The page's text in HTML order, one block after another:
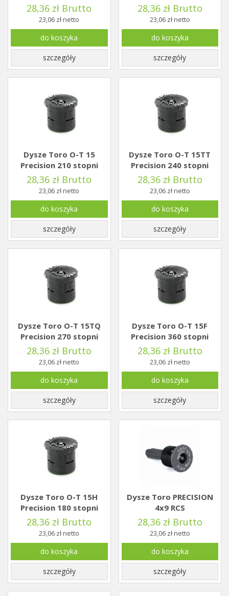
28,36 zł Brutto
23,06 zł netto
do koszyka
szczegóły
28,36 zł Brutto
23,06 zł netto
do koszyka
szczegóły
Dysze Toro O-T 15
Precision 210 stopni
28,36 zł Brutto
23,06 zł netto
do koszyka
szczegóły
Dysze Toro O-T 15TT
Precision 240 stopni
28,36 zł Brutto
23,06 zł netto
do koszyka
szczegóły
Dysze Toro O-T 15TQ
Precision 270 stopni
28,36 zł Brutto
23,06 zł netto
do koszyka
szczegóły
Dysze Toro O-T 15F
Precision 360 stopni
28,36 zł Brutto
23,06 zł netto
do koszyka
szczegóły
Dysze Toro O-T 15H
Precision 180 stopni
28,36 zł Brutto
23,06 zł netto
do koszyka
szczegóły
Dysze Toro PRECISION
4x9 RCS
28,36 zł Brutto
23,06 zł netto
do koszyka
szczegóły